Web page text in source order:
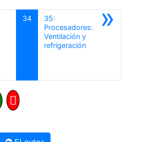
34 »
35:
Procesadores:
Ventilación y
refrigeraciónSiguiente